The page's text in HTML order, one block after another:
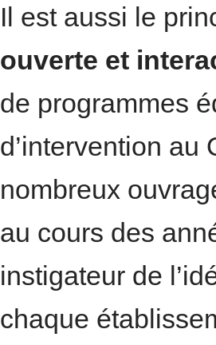
Il est aussi le
ouverte et
de programmes
d’intervention au
nombreux
au cours des
instigateur de
chaque